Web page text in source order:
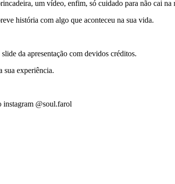
um vídeo, enfim, só cuidado para não cai na
história com algo que aconteceu na sua vida.
da apresentação com devidos créditos.
sua experiência.
instagram @soul.farol